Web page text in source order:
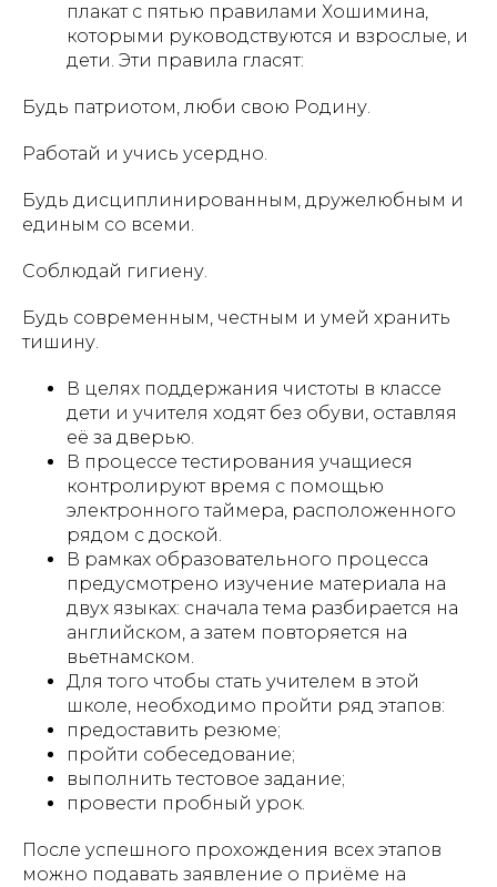
плакат с пятью правилами Хошимина,
которыми руководствуются и взрослые, и
дети. Эти правила гласят:
Будь патриотом, люби свою Родину.
Работай и учись усердно.
Будь дисциплинированным, дружелюбным и
единым со всеми.
Соблюдай гигиену.
Будь современным, честным и умей хранить
тишину.
В целях поддержания чистоты в классе
дети и учителя ходят без обуви, оставляя
её за дверью.
В процессе тестирования учащиеся
контролируют время с помощью
электронного таймера, расположенного
рядом с доской.
В рамках образовательного процесса
предусмотрено изучение материала на
двух языках: сначала тема разбирается на
английском, а затем повторяется на
вьетнамском.
Для того чтобы стать учителем в этой
школе, необходимо пройти ряд этапов:
предоставить резюме;
пройти собеседование;
выполнить тестовое задание;
провести пробный урок.
После успешного прохождения всех этапов
можно подавать заявление о приёме на